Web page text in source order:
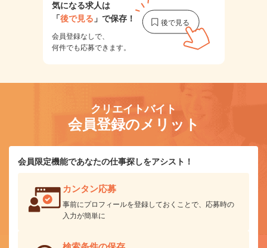
気になる求人は
「後で見る 」で保存！
会員登録なしで、
何件でも応募できます。
クリエイトバイト
会員登録のメリット
会員限定機能であなたの仕事探しをアシスト！
カンタン応募
事前にプロフィールを登録しておくことで、応募時の
入力が簡単に